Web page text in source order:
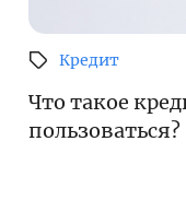
Кредит
Что такое
пользоваться?